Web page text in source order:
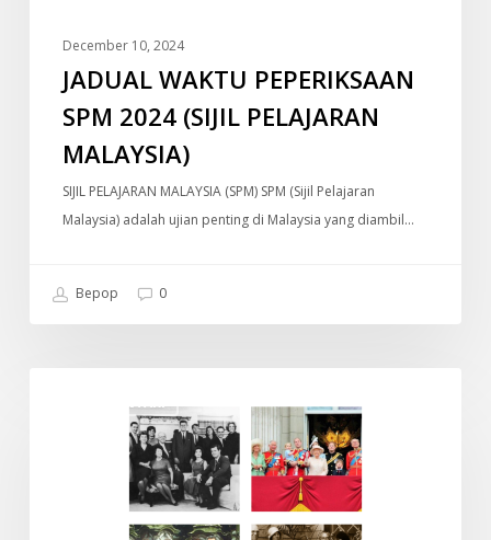
December 10, 2024
JADUAL WAKTU PEPERIKSAAN
SPM 2024 (SIJIL PELAJARAN
MALAYSIA)
SIJIL PELAJARAN MALAYSIA (SPM) SPM (Sijil Pelajaran
Malaysia) adalah ujian penting di Malaysia yang diambil…
Bepop 0
DOKUMENTARI